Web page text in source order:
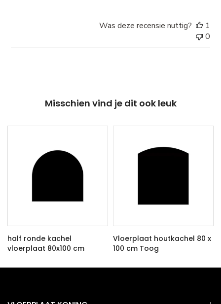
Was deze recensie nuttig?
1
0
Misschien vind je dit ook leuk
half ronde kachel
vloerplaat 80x100 cm
Vloerplaat houtkachel 80 x
100 cm Toog